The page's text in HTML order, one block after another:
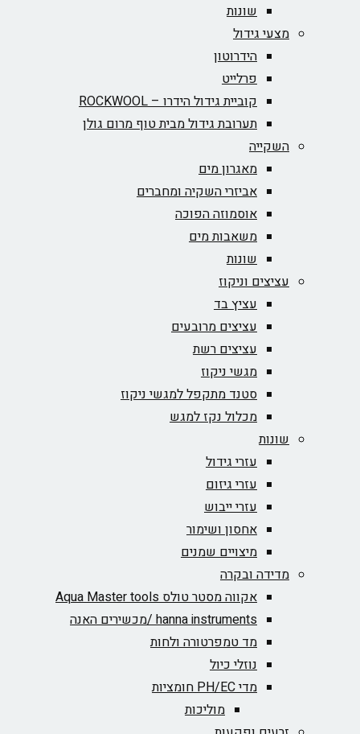
שונות
מצעי גידול
הידרוטון
פרלייט
קוביית גידול הידרו – ROCKWOOL‏
תערובת גידול מבית טוף מרום גולן
השקייה
מאגרון מים
אביזרי השקיה ומחברים
אוסמוזה הפוכה
משאבות מים
שונות
עציצים וניקוז
עציץ בד
עציצים מרובעים
עציצים רשת
מגשי ניקוז
סטנד מתקפל למגשי ניקוז
מכלול נקז למגש
שונות
עזרי גידול
עזרי גיזום
עזרי ייבוש
אחסון ושימור
מיצויים שמנים
מדידה ובקרה
אקווה מסטר טולס Aqua Master tools
hanna instruments /מכשירים האנה
מד טמפרטורה ולחות
נוזלי כיול
מדי PH/EC חומציות
מוליכות